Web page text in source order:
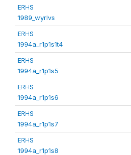
ERHS
1989_wyrlvs
ERHS
1994a_r1p1s1t4
ERHS
1994a_r1p1s5
ERHS
1994a_r1p1s6
ERHS
1994a_r1p1s7
ERHS
1994a_r1p1s8